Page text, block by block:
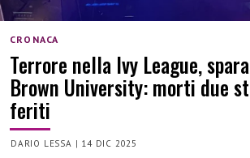
CRONACA
Terrore nella Ivy League,
Brown University: morti due
feriti
DARIO LESSA | 14 DIC 2025